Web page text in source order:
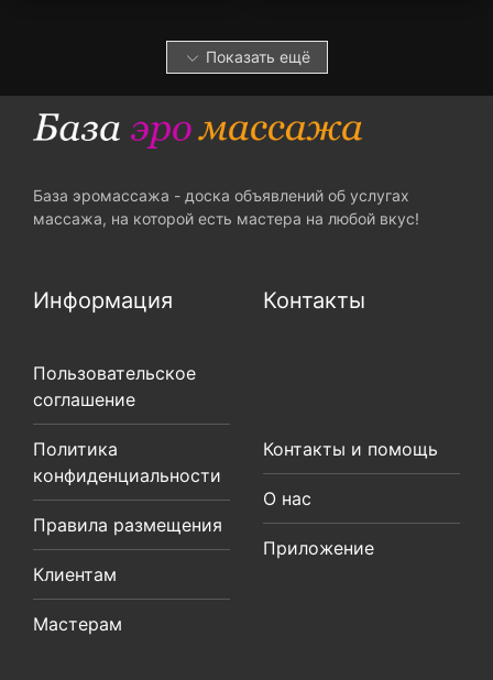
Показать ещё
База эромассажа - доска объявлений об услугах
массажа, на которой есть мастера на любой вкус!
Информация
Пользовательское
соглашение
Политика
конфиденциальности
Правила размещения
Клиентам
Мастерам
Контакты
Контакты и помощь
О нас
Приложение